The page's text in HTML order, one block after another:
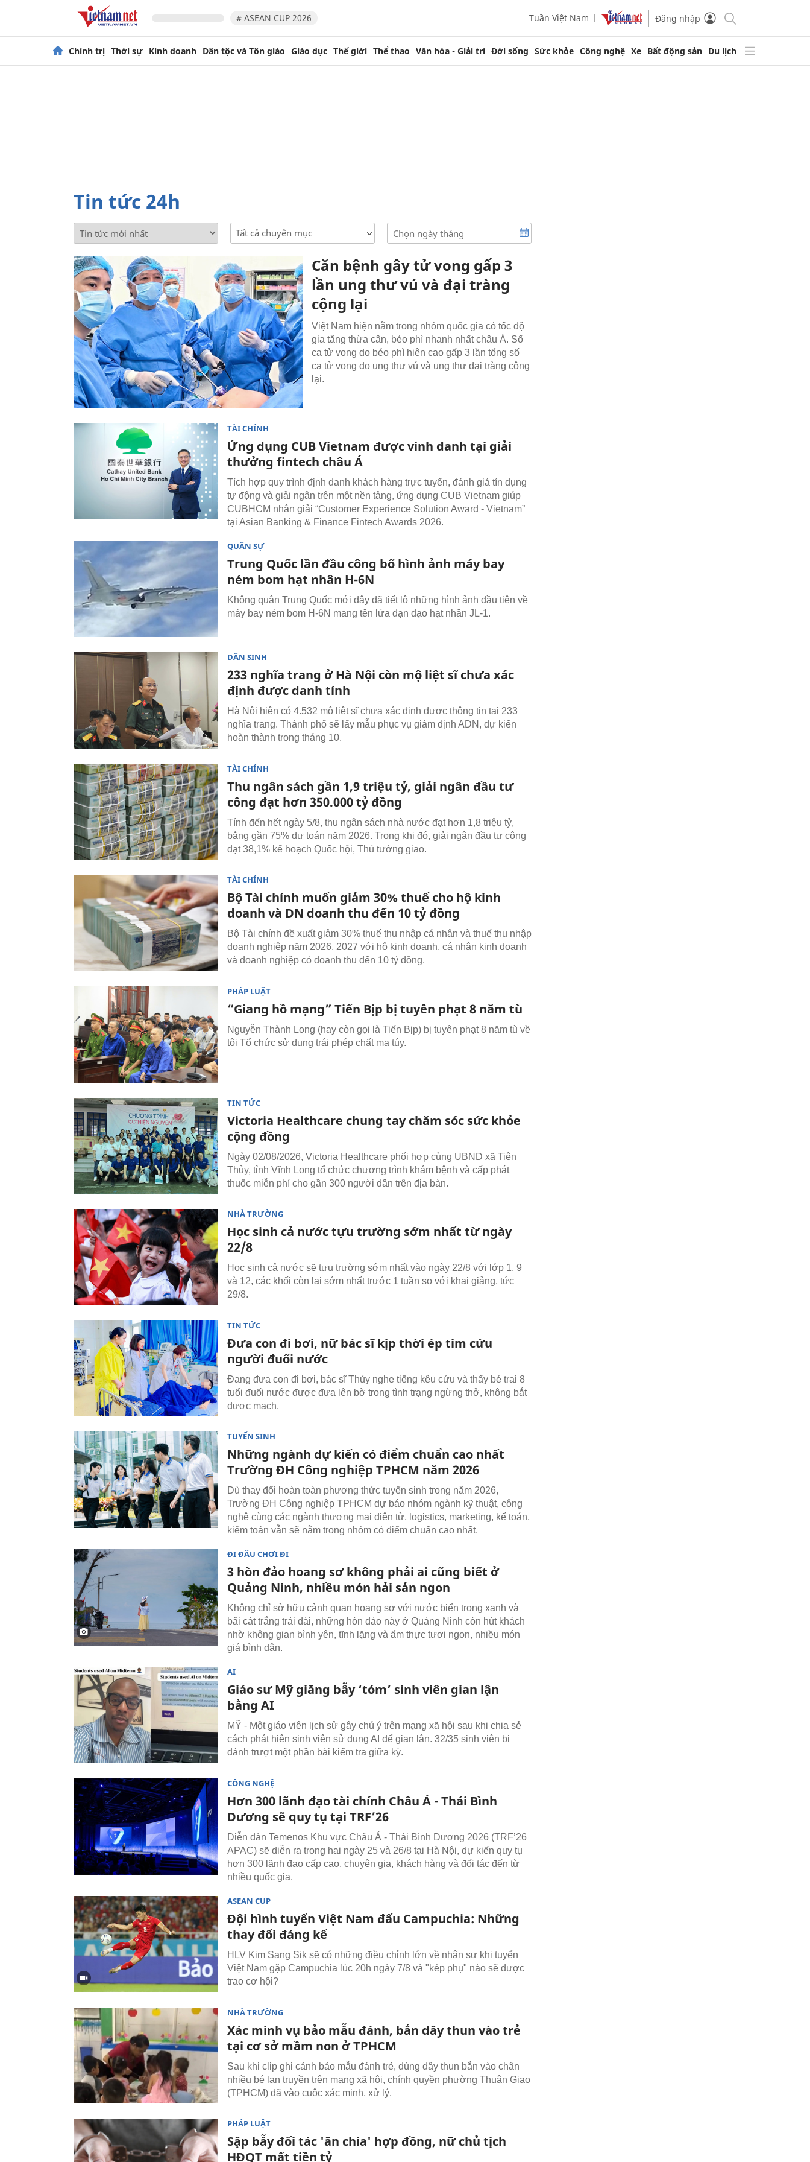
# ASEAN CUP 2026 Tuần Việt Nam Đăng nhập
Chính trị Thời sự Kinh doanh Dân tộc và Tôn giáo Giáo dục Thế giới Thể thao Văn hóa - Giải trí Đời sống Sức khỏe Công nghệ Xe Bất động sản Du lịch
Tin tức 24h
Tất cả chuyên mục
Căn bệnh gây tử vong gấp 3
lần ung thư vú và đại tràng
cộng lại
Việt Nam hiện nằm trong nhóm quốc gia có tốc độ
gia tăng thừa cân, béo phì nhanh nhất châu Á. Số
ca tử vong do béo phì hiện cao gấp 3 lần tổng số
ca tử vong do ung thư vú và ung thư đại tràng cộng
lại.
TÀI CHÍNH
Ứng dụng CUB Vietnam được vinh danh tại giải
thưởng fintech châu Á
Tích hợp quy trình định danh khách hàng trực tuyến, đánh giá tín dụng
tự động và giải ngân trên một nền tảng, ứng dụng CUB Vietnam giúp
CUBHCM nhận giải “Customer Experience Solution Award - Vietnam”
tại Asian Banking & Finance Fintech Awards 2026.
QUÂN SỰ
Trung Quốc lần đầu công bố hình ảnh máy bay
ném bom hạt nhân H-6N
Không quân Trung Quốc mới đây đã tiết lộ những hình ảnh đầu tiên về
máy bay ném bom H-6N mang tên lửa đạn đạo hạt nhân JL-1.
DÂN SINH
233 nghĩa trang ở Hà Nội còn mộ liệt sĩ chưa xác
định được danh tính
Hà Nội hiện có 4.532 mộ liệt sĩ chưa xác định được thông tin tại 233
nghĩa trang. Thành phố sẽ lấy mẫu phục vụ giám định ADN, dự kiến
hoàn thành trong tháng 10.
TÀI CHÍNH
Thu ngân sách gần 1,9 triệu tỷ, giải ngân đầu tư
công đạt hơn 350.000 tỷ đồng
Tính đến hết ngày 5/8, thu ngân sách nhà nước đạt hơn 1,8 triệu tỷ,
bằng gần 75% dự toán năm 2026. Trong khi đó, giải ngân đầu tư công
đạt 38,1% kế hoạch Quốc hội, Thủ tướng giao.
TÀI CHÍNH
Bộ Tài chính muốn giảm 30% thuế cho hộ kinh
doanh và DN doanh thu đến 10 tỷ đồng
Bộ Tài chính đề xuất giảm 30% thuế thu nhập cá nhân và thuế thu nhập
doanh nghiệp năm 2026, 2027 với hộ kinh doanh, cá nhân kinh doanh
và doanh nghiệp có doanh thu đến 10 tỷ đồng.
PHÁP LUẬT
“Giang hồ mạng” Tiến Bịp bị tuyên phạt 8 năm tù
Nguyễn Thành Long (hay còn gọi là Tiến Bịp) bị tuyên phạt 8 năm tù về
tội Tổ chức sử dụng trái phép chất ma túy.
TIN TỨC
Victoria Healthcare chung tay chăm sóc sức khỏe
cộng đồng
Ngày 02/08/2026, Victoria Healthcare phối hợp cùng UBND xã Tiên
Thủy, tỉnh Vĩnh Long tổ chức chương trình khám bệnh và cấp phát
thuốc miễn phí cho gần 300 người dân trên địa bàn.
NHÀ TRƯỜNG
Học sinh cả nước tựu trường sớm nhất từ ngày
22/8
Học sinh cả nước sẽ tựu trường sớm nhất vào ngày 22/8 với lớp 1, 9
và 12, các khối còn lại sớm nhất trước 1 tuần so với khai giảng, tức
29/8.
TIN TỨC
Đưa con đi bơi, nữ bác sĩ kịp thời ép tim cứu
người đuối nước
Đang đưa con đi bơi, bác sĩ Thủy nghe tiếng kêu cứu và thấy bé trai 8
tuổi đuối nước được đưa lên bờ trong tình trạng ngừng thở, không bắt
được mạch.
TUYỂN SINH
Những ngành dự kiến có điểm chuẩn cao nhất
Trường ĐH Công nghiệp TPHCM năm 2026
Dù thay đổi hoàn toàn phương thức tuyển sinh trong năm 2026,
Trường ĐH Công nghiệp TPHCM dự báo nhóm ngành kỹ thuật, công
nghệ cùng các ngành thương mại điện tử, logistics, marketing, kế toán,
kiểm toán vẫn sẽ nằm trong nhóm có điểm chuẩn cao nhất.
ĐI ĐÂU CHƠI ĐI
3 hòn đảo hoang sơ không phải ai cũng biết ở
Quảng Ninh, nhiều món hải sản ngon
Không chỉ sở hữu cảnh quan hoang sơ với nước biển trong xanh và
bãi cát trắng trải dài, những hòn đảo này ở Quảng Ninh còn hút khách
nhờ không gian bình yên, tĩnh lặng và ẩm thực tươi ngon, nhiều món
giá bình dân.
AI
Giáo sư Mỹ giăng bẫy ‘tóm’ sinh viên gian lận
bằng AI
MỸ - Một giáo viên lịch sử gây chú ý trên mạng xã hội sau khi chia sẻ
cách phát hiện sinh viên sử dụng AI để gian lận. 32/35 sinh viên bị
đánh trượt một phần bài kiểm tra giữa kỳ.
CÔNG NGHỆ
Hơn 300 lãnh đạo tài chính Châu Á - Thái Bình
Dương sẽ quy tụ tại TRF’26
Diễn đàn Temenos Khu vực Châu Á - Thái Bình Dương 2026 (TRF’26
APAC) sẽ diễn ra trong hai ngày 25 và 26/8 tại Hà Nội, dự kiến quy tụ
hơn 300 lãnh đạo cấp cao, chuyên gia, khách hàng và đối tác đến từ
nhiều quốc gia.
ASEAN CUP
Đội hình tuyển Việt Nam đấu Campuchia: Những
thay đổi đáng kể
HLV Kim Sang Sik sẽ có những điều chỉnh lớn về nhân sự khi tuyển
Việt Nam gặp Campuchia lúc 20h ngày 7/8 và "kép phụ" nào sẽ được
trao cơ hội?
NHÀ TRƯỜNG
Xác minh vụ bảo mẫu đánh, bắn dây thun vào trẻ
tại cơ sở mầm non ở TPHCM
Sau khi clip ghi cảnh bảo mẫu đánh trẻ, dùng dây thun bắn vào chân
nhiều bé lan truyền trên mạng xã hội, chính quyền phường Thuận Giao
(TPHCM) đã vào cuộc xác minh, xử lý.
PHÁP LUẬT
Sập bẫy đối tác 'ăn chia' hợp đồng, nữ chủ tịch
HĐQT mất tiền tỷ